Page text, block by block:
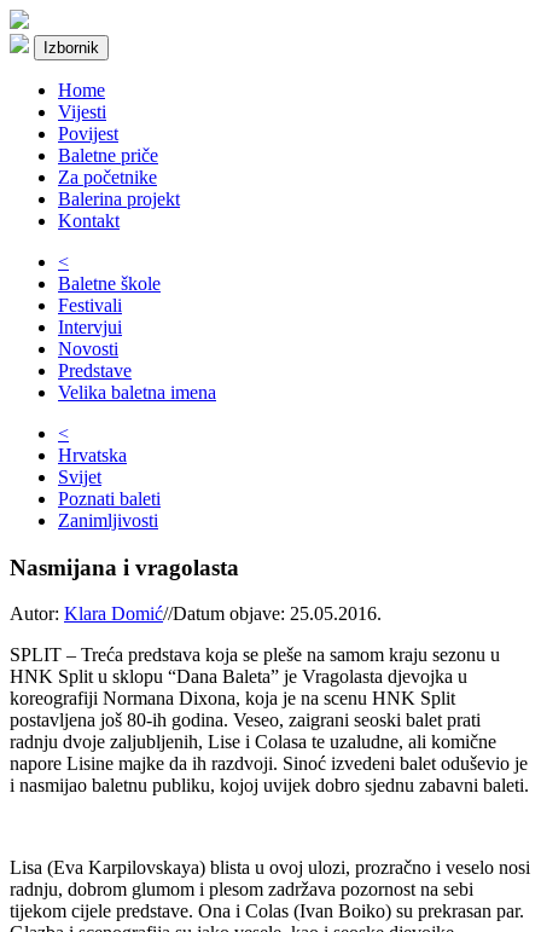
Izbornik
Home
Vijesti
Povijest
Baletne priče
Za početnike
Balerina projekt
Kontakt
<
Baletne škole
Festivali
Intervjui
Novosti
Predstave
Velika baletna imena
<
Hrvatska
Svijet
Poznati baleti
Zanimljivosti
Nasmijana i vragolasta
Autor: Klara Domić//Datum objave: 25.05.2016.
SPLIT – Treća predstava koja se pleše na samom kraju sezonu u
HNK Split u sklopu “Dana Baleta” je Vragolasta djevojka u
koreografiji Normana Dixona, koja je na scenu HNK Split
postavljena još 80-ih godina. Veseo, zaigrani seoski balet prati
radnju dvoje zaljubljenih, Lise i Colasa te uzaludne, ali komične
napore Lisine majke da ih razdvoji. Sinoć izvedeni balet oduševio je
i nasmijao baletnu publiku, kojoj uvijek dobro sjednu zabavni baleti.
Lisa (Eva Karpilovskaya) blista u ovoj ulozi, prozračno i veselo nosi
radnju, dobrom glumom i plesom zadržava pozornost na sebi
tijekom cijele predstave. Ona i Colas (Ivan Boiko) su prekrasan par.